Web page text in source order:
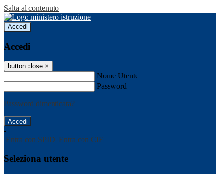
Salta al contenuto
Accedi
Accedi
button close ×
Nome Utente
Password
Password dimenticata?
-
Entra con SPID Entra con CIE
Seleziona utente